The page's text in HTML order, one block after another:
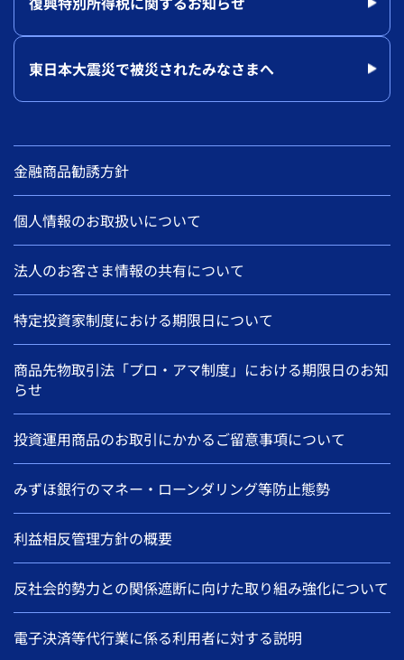
東日本大震災で被災されたみなさまへ
金融商品勧誘方針
個人情報のお取扱いについて
法人のお客さま情報の共有について
特定投資家制度における期限日について
商品先物取引法「プロ・アマ制度」における期限日のお知
らせ
投資運用商品のお取引にかかるご留意事項について
みずほ銀行のマネー・ローンダリング等防止態勢
利益相反管理方針の概要
反社会的勢力との関係遮断に向けた取り組み強化について
電子決済等代行業に係る利用者に対する説明